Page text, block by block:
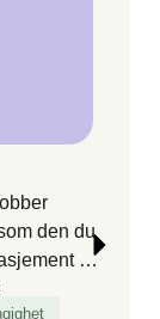
den du
for